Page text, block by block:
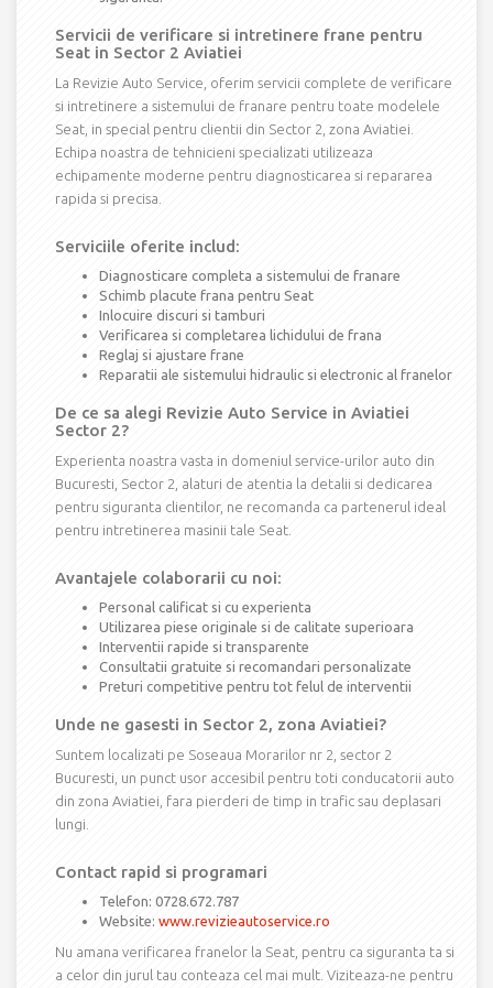
Servicii de verificare si intretinere frane pentru
Seat in Sector 2 Aviatiei
La Revizie Auto Service, oferim servicii complete de verificare
si intretinere a sistemului de franare pentru toate modelele
Seat, in special pentru clientii din Sector 2, zona Aviatiei.
Echipa noastra de tehnicieni specializati utilizeaza
echipamente moderne pentru diagnosticarea si repararea
rapida si precisa.
Serviciile oferite includ:
Diagnosticare completa a sistemului de franare
Schimb placute frana pentru Seat
Inlocuire discuri si tamburi
Verificarea si completarea lichidului de frana
Reglaj si ajustare frane
Reparatii ale sistemului hidraulic si electronic al franelor
De ce sa alegi Revizie Auto Service in Aviatiei
Sector 2?
Experienta noastra vasta in domeniul service-urilor auto din
Bucuresti, Sector 2, alaturi de atentia la detalii si dedicarea
pentru siguranta clientilor, ne recomanda ca partenerul ideal
pentru intretinerea masinii tale Seat.
Avantajele colaborarii cu noi:
Personal calificat si cu experienta
Utilizarea piese originale si de calitate superioara
Interventii rapide si transparente
Consultatii gratuite si recomandari personalizate
Preturi competitive pentru tot felul de interventii
Unde ne gasesti in Sector 2, zona Aviatiei?
Suntem localizati pe Soseaua Morarilor nr 2, sector 2
Bucuresti, un punct usor accesibil pentru toti conducatorii auto
din zona Aviatiei, fara pierderi de timp in trafic sau deplasari
lungi.
Contact rapid si programari
Telefon: 0728.672.787
Website: www.revizieautoservice.ro
Nu amana verificarea franelor la Seat, pentru ca siguranta ta si
a celor din jurul tau conteaza cel mai mult. Viziteaza-ne pentru